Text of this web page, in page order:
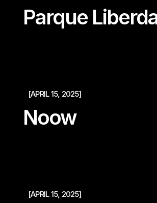
Parque
[APRIL 15, 2025]
Noow
[APRIL 15, 2025]